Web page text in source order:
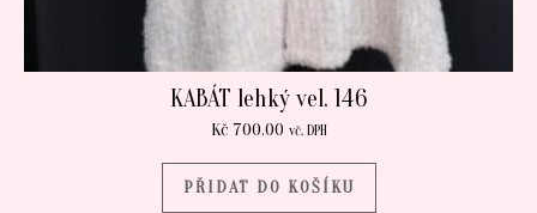
KABÁT lehký vel. 146
Kč700.00 vč. DPH
PŘIDAT DO KOŠÍKU